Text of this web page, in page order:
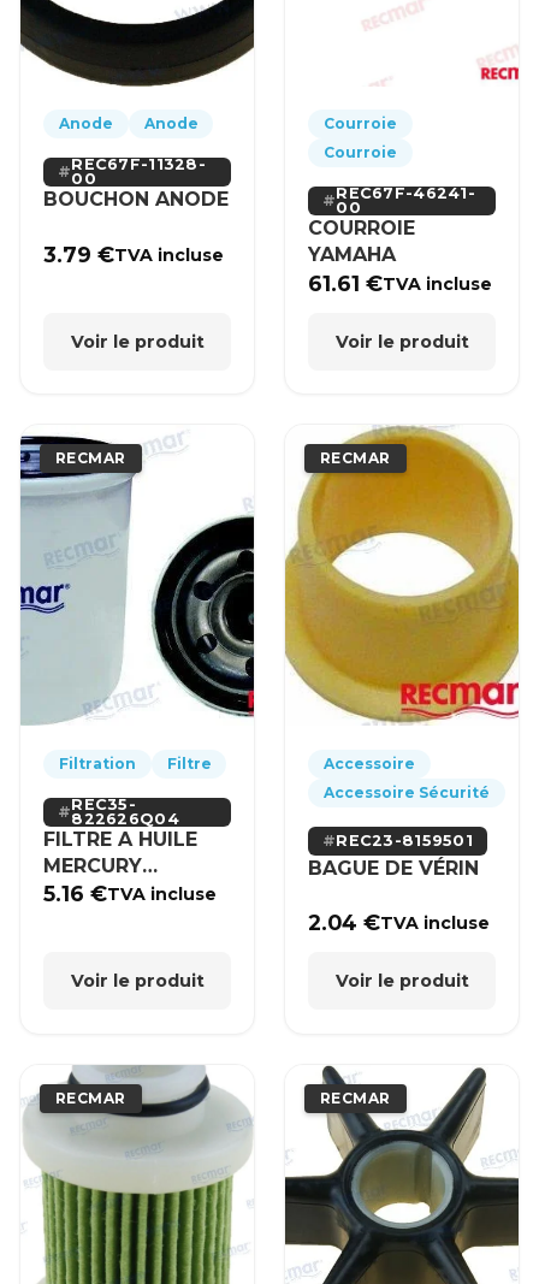
Anode Anode
REC67F-11328-
00
BOUCHON ANODE
3.79€TVA incluse
Voir le produit
Courroie
Courroie
REC67F-46241-
00
COURROIE
YAMAHA
61.61€TVA incluse
Voir le produit
RECMAR
Filtration Filtre
REC35-
822626Q04
FILTRE A HUILE
MERCURY
MERCRUISER
5.16€TVA incluse
Voir le produit
RECMAR
Accessoire
Accessoire Sécurité
REC23-8159501
BAGUE DE VÉRIN
2.04€TVA incluse
Voir le produit
RECMAR RECMAR